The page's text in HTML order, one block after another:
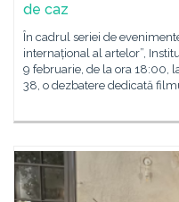
de caz
În cadrul seriei de
internațional al artelor”,
9 februarie, de la ora 18:00,
38, o dezbatere dedicată